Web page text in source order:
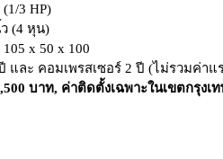
3 HP)
(4 หุน)
x 50 x 100
และ คอมเพรสเซอร์ 2 ปี (ไม่รวมค่าแ
บาท, ค่าติดตั้งเฉพาะในเขตกรุงเ